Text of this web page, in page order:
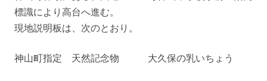
標識により高台へ進む。
現地説明板は、次のとおり。
神山町指定 天然記念物 大久保の乳いちょう